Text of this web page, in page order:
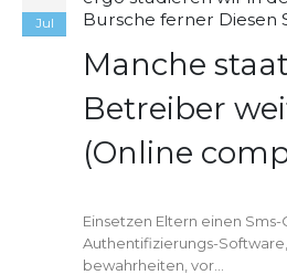
Jul
Bursche ferner Diesen
Manche
Betreiber
(Online
Einsetzen Eltern einen
Authentifizierungs-
bewahrheiten, vor...